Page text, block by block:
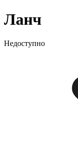
Ланч
Недоступно